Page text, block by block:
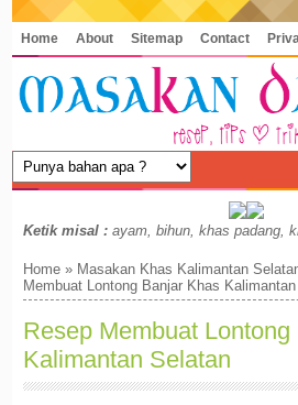
Home About Sitemap Contact
Ketik misal : ayam, bihun, khas padang,
Home » Masakan Khas Kalimantan
Membuat Lontong Banjar Khas
Resep Membuat
Kalimantan Selatan